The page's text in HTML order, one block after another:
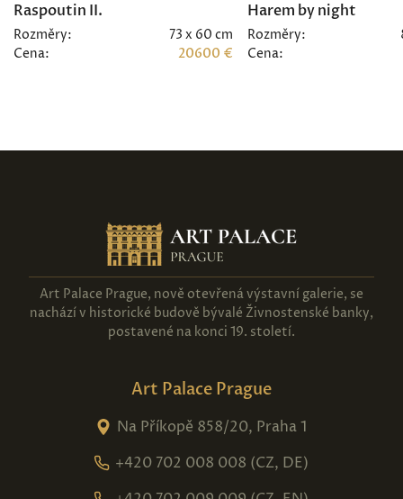
Raspoutin II.
Rozměry:
73 x 60 cm
Cena:
20600 €
Harem by night
Rozměry:
Cena:
Art Palace Prague, nově otevřená výstavní galerie, se
nachází v historické budově bývalé Živnostenské banky,
postavené na konci 19. století.
Art Palace Prague
Na Příkopě 858/20, Praha 1
+420 702 008 008 (CZ, DE)